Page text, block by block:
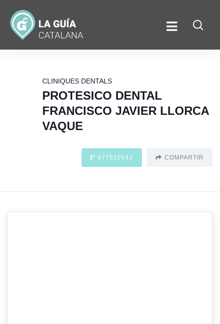
CLINIQUES DENTALS
PROTESICO DENTAL
FRANCISCO JAVIER LLORCA
VAQUE
977510543 COMPARTIR